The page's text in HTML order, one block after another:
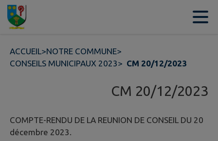
Contenu
ACCUEIL>NOTRE COMMUNE>
CONSEILS MUNICIPAUX 2023> CM 20/12/2023
CM 20/12/2023
COMPTE-RENDU DE LA REUNION DE CONSEIL DU 20
décembre 2023.